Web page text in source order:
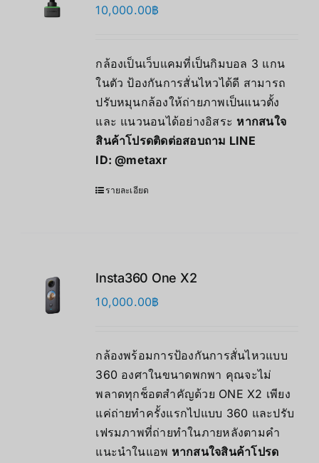
10,000.00฿
กล้องเป็นเว็บแคมที่เป็นกิมบอล 3 แกน
ในตัว ป้องกันการสั่นไหวได้ดี สามารถ
ปรับหมุนกล้องให้ถ่ายภาพเป็นแนวตั้ง
และ แนวนอนได้อย่างอิสระ หากสนใจ
สินค้าโปรดติดต่อสอบถาม LINE
ID:@metaxr
รายละเอียด
Insta360 One X2
10,000.00฿
กล้องพร้อมการป้องกันการสั่นไหวแบบ
360 องศาในขนาดพกพา คุณจะไม่
พลาดทุกช็อตสำคัญด้วย ONE X2 เพียง
แค่ถ่ายทำครั้งแรกไปแบบ 360 และปรับ
เฟรมภาพที่ถ่ายทำในภายหลังตามคำ
แนะนำในแอพ หากสนใจสินค้าโปรด